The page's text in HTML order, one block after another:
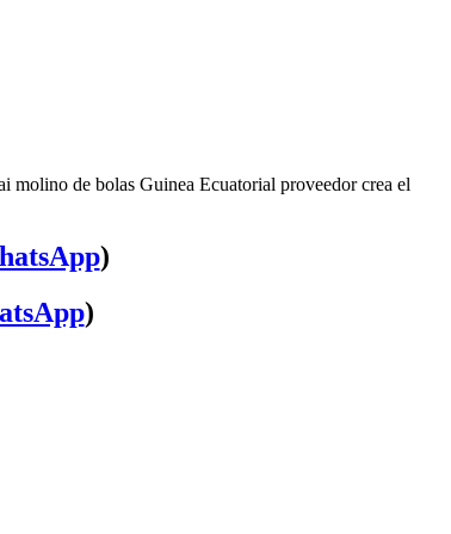
molino de bolas Guinea Ecuatorial proveedor crea el
)
)